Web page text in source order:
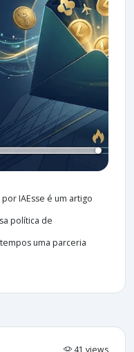
IAEsse é um artigo
política de
uma parceria